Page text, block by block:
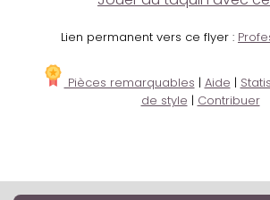
Lien permanent vers ce flyer :
Pièces remarquables | Aide |
de style | Contribuer